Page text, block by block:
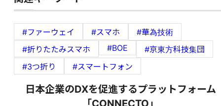
#ファーウェイ #スマホ
#華為技術
#折りたたみスマホ
#BOE
#京東方科技集団
#3つ折り
#スマートフォン
日本企業のDXを促進するプラットフォーム